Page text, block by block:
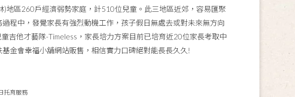
區260戶經濟弱勢家庭，計510位兒童。此三地區近郊，容易匯聚
程中，發覺家長有強烈動機工作，孩子假日無處去或對未來無方向
吉他才藝隊-Timeless，家長培力方案目前已培育近20位家長考取中
金會幸福小舖網站販售，相信實力口碑絕對能長長久久!
托育服務